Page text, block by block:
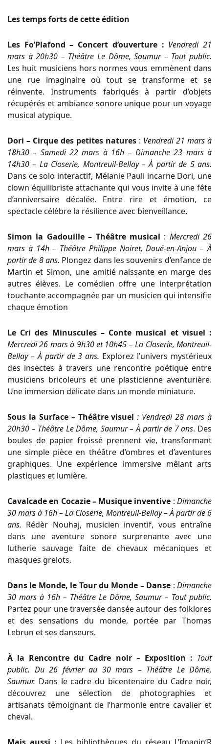
Les temps forts de cette édition
Les Fo’Plafond – Concert d’ouverture : Vendredi 21
mars à 20h30 – Théâtre Le Dôme, Saumur – Tout public.
Les huit musiciens hors normes vous emmènent dans
une rue imaginaire où tout se transforme et se
réinvente. Instruments fabriqués à partir d’objets
récupérés et ambiance sonore unique pour un voyage
musical atypique.
Dori – Cirque des petites natures : Vendredi 21 mars à
18h30 – Samedi 22 mars à 16h – Dimanche 23 mars à
14h30 – La Closerie, Montreuil-Bellay – À partir de 5 ans.
Dans ce solo interactif, Mélanie Pauli incarne Dori, une
clown équilibriste attachante qui vous invite à une fête
d’anniversaire décalée. Entre rire et émotion, ce
spectacle célèbre la résilience avec bienveillance.
Simon la Gadouille – Théâtre musical : Mercredi 26
mars à 14h – Théâtre Philippe Noiret, Doué-en-Anjou – À
partir de 8 ans. Plongez dans les souvenirs d’enfance de
Martin et Simon, une amitié naissante en marge des
autres élèves. Le comédien offre une interprétation
touchante accompagnée par un musicien qui intensifie
chaque émotion
Le Cri des Minuscules – Conte musical et visuel :
Mercredi 26 mars à 9h30 et 10h45 – La Closerie, Montreuil-
Bellay – À partir de 3 ans. Explorez l’univers mystérieux
des insectes à travers une rencontre poétique entre
musiciens bricoleurs et une plasticienne aventurière.
Une immersion délicate dans un monde miniature.
Sous la Surface – Théâtre visuel : Vendredi 28 mars à
20h30 – Théâtre Le Dôme, Saumur – À partir de 7 ans. Des
boules de papier froissé prennent vie, transformant
une simple pièce en théâtre d’ombres et d’aventures
graphiques. Une expérience immersive mêlant arts
plastiques et lumière.
Cavalcade en Cocazie – Musique inventive :Dimanche
30 mars à 16h – La Closerie, Montreuil-Bellay – À partir de 6
ans. Rédèr Nouhaj, musicien inventif, vous entraîne
dans une aventure sonore surprenante avec une
lutherie sauvage faite de chevaux mécaniques et
masques grelots.
Dans le Monde, le Tour du Monde – Danse :Dimanche
30 mars à 16h – Théâtre Le Dôme, Saumur – Tout public.
Partez pour une traversée dansée autour des folklores
et des sensations du monde, portée par Thomas
Lebrun et ses danseurs.
À la Rencontre du Cadre noir – Exposition : Tout
public. Du 26 février au 30 mars – Théâtre Le Dôme,
Saumur. Dans le cadre du bicentenaire du Cadre noir,
découvrez une sélection de photographies et
artisanats témoignant de l’harmonie entre cavalier et
cheval.